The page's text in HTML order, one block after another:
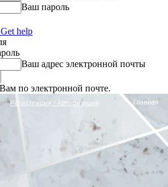
Ваш пароль
help
Ваш адрес электронной почты
по электронной почте.
Регистрация / Авторизация Главная